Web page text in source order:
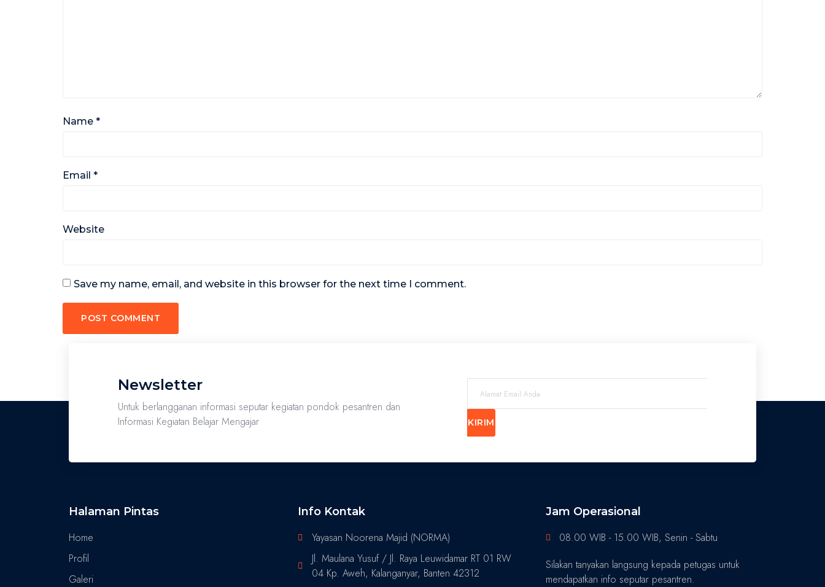
Name *
Email *
Website
Save my name, email, and website in this browser for the next time I comment.
Newsletter
Untuk berlangganan informasi seputar kegiatan pondok pesantren dan
Informasi Kegiatan Belajar Mengajar
KIRIM
Halaman Pintas
Home
Profil
Galeri
Info Kontak
Yayasan Noorena Majid (NORMA)
Jl. Maulana Yusuf / Jl. Raya Leuwidamar RT 01 RW
04 Kp. Aweh, Kalanganyar, Banten 42312
Jam Operasional
08.00 WIB - 15.00 WIB, Senin - Sabtu
Silakan tanyakan langsung kepada petugas untuk
mendapatkan info seputar pesantren.